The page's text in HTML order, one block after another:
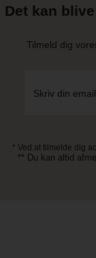
Det kan
Tilmeld dig
* Ved at tilmelde dig
** Du kan altid